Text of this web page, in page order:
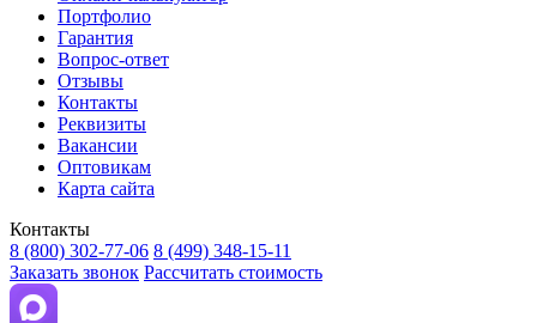
Портфолио
Гарантия
Вопрос-ответ
Отзывы
Контакты
Реквизиты
Вакансии
Оптовикам
Карта сайта
Контакты
8 (800) 302-77-06 8 (499) 348-15-11
Заказать звонок Рассчитать стоимость